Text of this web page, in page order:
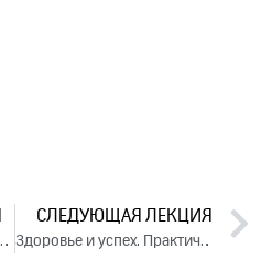
Солнечный ретрит здоровья. День 5. Часть 3 (2024)
СЛЕДУЮЩАЯ ЛЕКЦИЯ
Здоровье и успех. Практические советы. День 1. Часть 1 (2024)